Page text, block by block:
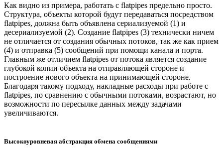
Как видно из примера, работать с flatpipes предельно просто.
Структура, объекты которой будут передаваться посредством
flatpipes, должна быть объявлена сериализуемой (1) и
десериализуемой (2). Создание flatpipes (3) технически ничем
не отличается от создания обычных потоков, так же как прием
(4) и отправка (5) сообщений при помощи канала и порта.
Главным же отличием flatpipes от потока является создание
глубокой копии объекта на отправляющей стороне и
построение нового объекта на принимающей стороне.
Благодаря такому подходу, накладные расходы при работе с
flatpipes, по сравнению с обычными потоками, возрастают, но
возможности по пересылке данных между задачами
увеличиваются.
Высокоуровневая абстракция обмена сообщениями